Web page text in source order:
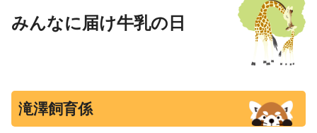
みんなに届け牛乳の日
滝澤飼育係